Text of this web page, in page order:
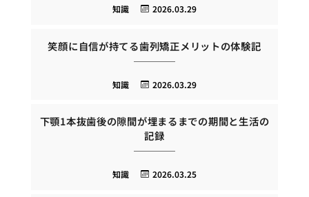
2026.03.29
知識
笑顔に自信が持てる歯列矯正メリットの体験記
2026.03.29
知識
下顎1本抜歯後の隙間が埋まるまでの期間と生活の
記録
2026.03.25
知識